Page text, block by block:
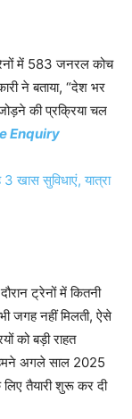
में 583 जनरल कोच
ने बताया, “देश भर
की प्रक्रिया चल
Enquiry
3 खास सुविधाएं, यात्रा
ट्रेनों में कितनी
जगह नहीं मिलती, ऐसे
को बड़ी राहत
अगले साल 2025
लिए तैयारी शुरू कर दी